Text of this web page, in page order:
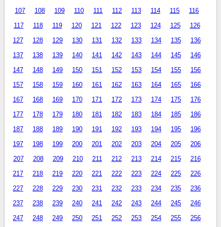
107
108 109 110 111 112 113 114 115
116
117
118 119 120 121 122 123 124 125
126
127
128 129 130 131 132 133 134 135
136
137
138 139 140 141 142 143 144 145
146
147
148 149 150 151 152 153 154 155
156
157
158 159 160 161 162 163 164 165
166
167
168 169 170 171 172 173 174 175
176
177
178 179 180 181 182 183 184 185
186
187
188 189 190 191 192 193 194 195
196
197
198 199 200 201 202 203 204 205
206
207
208 209 210 211 212 213 214 215
216
217
218 219 220 221 222 223 224 225
226
227
228 229 230 231 232 233 234 235
236
237
238 239 240 241 242 243 244 245
246
247
248 249 250 251 252 253 254 255
256